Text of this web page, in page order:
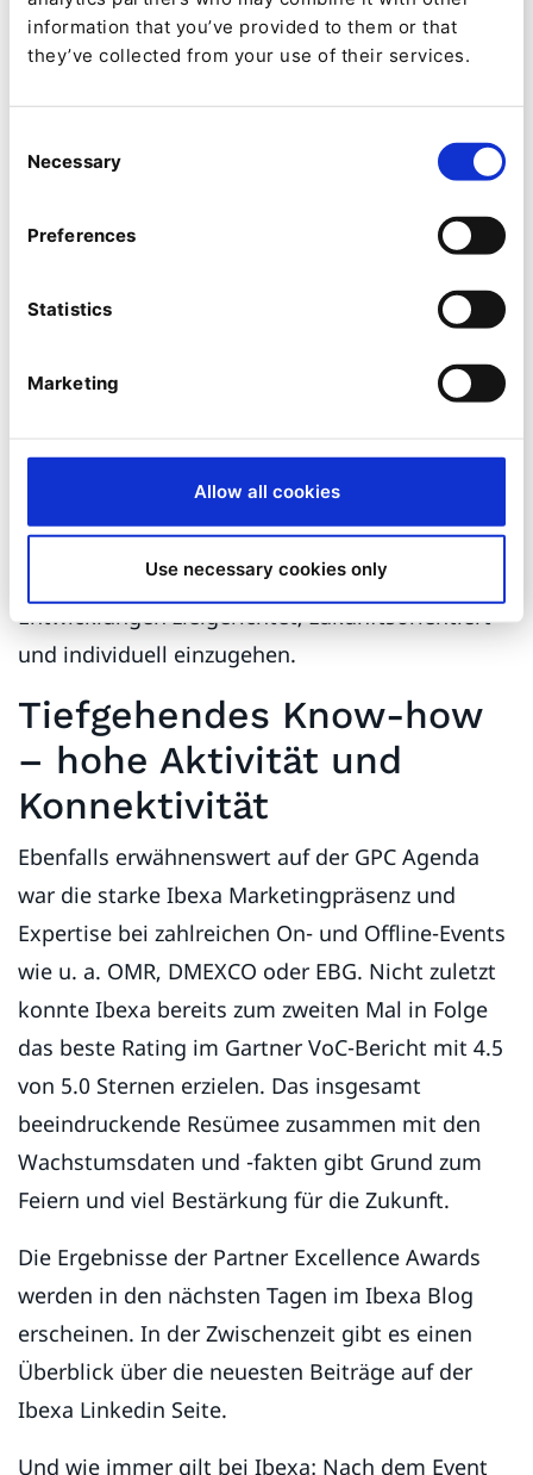
information that you’ve provided to them or that
they’ve collected from your use of their services.
Selection
Necessary
Preferences
Statistics
Marketing
Allow all cookies
Use necessary cookies only
gewachsen, die hohes Potenzial freisetzt.
Innerhalb der QNTM Group besteht direkter
Zugriff auf hochkarätige Partner und
Softwareprodukte, womit alle Voraussetzungen
für richtungsweisende Lösungen mit hoher
QNTM Group findet, sind es vor allem die
und die Agilität, von der Ibexa, QNTM und das
Zusammenarbeit profitieren. Nicht zuletzt ist es
der europaweit breitgefächerte Kosmos
hochqualifizierter QNTM Partner, der es
ermöglicht, auf neue Chancen und
Entwicklungen zielgerichtet, zukunftsorientiert
und individuell einzugehen.
Tiefgehendes Know-how
– hohe Aktivität und
Konnektivität
Ebenfalls erwähnenswert auf der GPC Agenda
war die starke Ibexa Marketingpräsenz und
Expertise bei zahlreichen On- und Offline-Events
wie u. a. OMR, DMEXCO oder EBG. Nicht zuletzt
konnte Ibexa bereits zum zweiten Mal in Folge
das beste Rating im Gartner VoC-Bericht mit 4.5
von 5.0 Sternen erzielen. Das insgesamt
beeindruckende Resümee zusammen mit den
Wachstumsdaten und -fakten gibt Grund zum
Feiern und viel Bestärkung für die Zukunft.
Die Ergebnisse der Partner Excellence Awards
werden in den nächsten Tagen im Ibexa Blog
erscheinen. In der Zwischenzeit gibt es einen
Überblick über die neuesten Beiträge auf der
Ibexa Linkedin Seite.
Und wie immer gilt bei Ibexa: Nach dem Event